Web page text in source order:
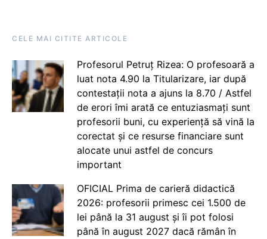
CELE MAI CITITE ARTICOLE
Profesorul Petruț Rizea: O profesoară a
luat nota 4.90 la Titularizare, iar după
contestații nota a ajuns la 8.70 / Astfel
de erori îmi arată ce entuziasmați sunt
profesorii buni, cu experiență să vină la
corectat și ce resurse financiare sunt
alocate unui astfel de concurs
important
OFICIAL Prima de carieră didactică
2026: profesorii primesc cei 1.500 de
lei până la 31 august și îi pot folosi
până în august 2027 dacă rămân în